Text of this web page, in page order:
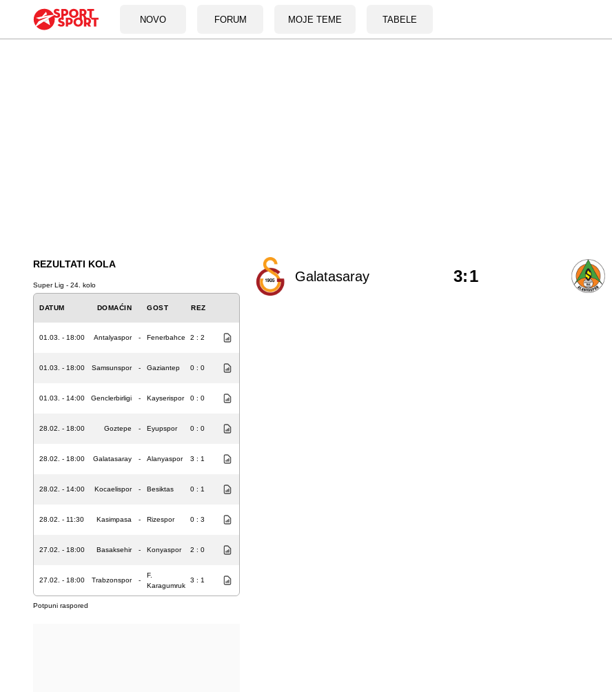
NOVO FORUM MOJE TEME TABELE
REZULTATI KOLA
Super Lig - 24. kolo
DATUM DOMAĆIN GOST REZ
01.03. - 18:00 Antalyaspor - Fenerbahce 2 : 2
01.03. - 18:00 Samsunspor - Gaziantep 0 : 0
01.03. - 14:00 Genclerbirligi - Kayserispor 0 : 0
28.02. - 18:00 Goztepe - Eyupspor 0 : 0
28.02. - 18:00 Galatasaray - Alanyaspor 3 : 1
28.02. - 14:00 Kocaelispor - Besiktas 0 : 1
28.02. - 11:30 Kasimpasa - Rizespor 0 : 3
27.02. - 18:00 Basaksehir - Konyaspor 2 : 0
27.02. - 18:00 Trabzonspor -
F.
Karagumruk
3 : 1
Potpuni raspored
Galatasaray 3:1